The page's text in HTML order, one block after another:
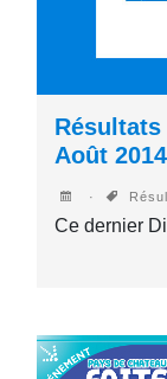
Résultats
Août 2014
Ce dernier